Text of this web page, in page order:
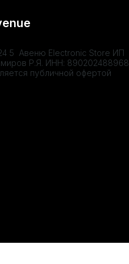
5 Авеню Electronic Store ИП
Р.Я. ИНН: 890202488968
публичной офертой